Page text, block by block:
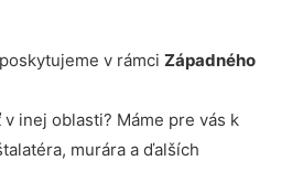
v rámci Západného
inej oblasti? Máme pre vás k
murára a ďalších